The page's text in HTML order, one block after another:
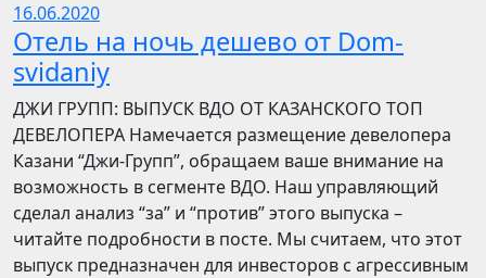
16.06.2020
Отель на ночь дешево от Dom-
svidaniy
​​ДЖИ ГРУПП: ВЫПУСК ВДО ОТ КАЗАНСКОГО ТОП
ДЕВЕЛОПЕРА Намечается размещение девелопера
Казани “Джи-Групп”, обращаем ваше внимание на
возможность в сегменте ВДО. Наш управляющий
сделал анализ “за” и “против” этого выпуска –
читайте подробности в посте. Мы считаем, что этот
выпуск предназначен для инвесторов с агрессивным